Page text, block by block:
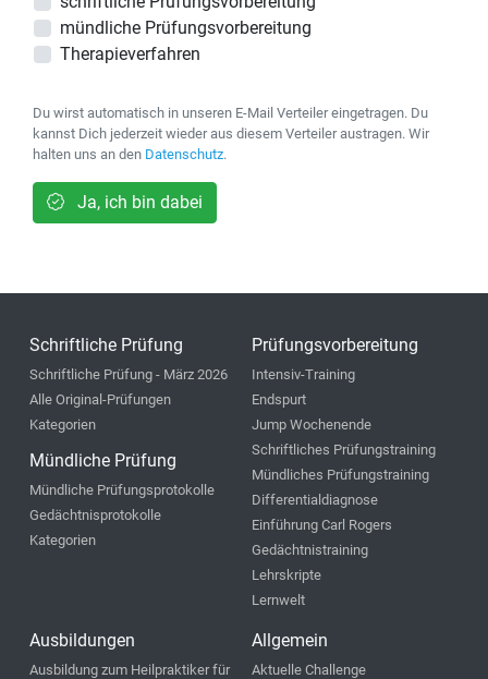
mündliche Prüfungsvorbereitung
Therapieverfahren
Du wirst automatisch in unseren E-Mail Verteiler eingetragen. Du
kannst Dich jederzeit wieder aus diesem Verteiler austragen. Wir
halten uns an den Datenschutz.
Ja, ich bin dabei
Schriftliche Prüfung
Schriftliche Prüfung - März 2026
Alle Original-Prüfungen
Kategorien
Mündliche Prüfung
Mündliche Prüfungsprotokolle
Gedächtnisprotokolle
Kategorien
Prüfungsvorbereitung
Intensiv-Training
Endspurt
Jump Wochenende
Schriftliches Prüfungstraining
Mündliches Prüfungstraining
Differentialdiagnose
Einführung Carl Rogers
Gedächtnistraining
Lehrskripte
Lernwelt
Ausbildungen
Ausbildung zum Heilpraktiker für
Allgemein
Aktuelle Challenge